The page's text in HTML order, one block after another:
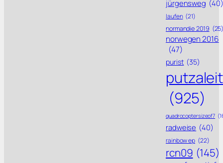
jürgensweg (40)
laufen (21)
normandie 2019
norwegen 2016
(47)
purist (35)
putzaleit
(925)
quadrocoptersizeof7
radweise (40)
rainbow ep (22)
rcn09 (145)